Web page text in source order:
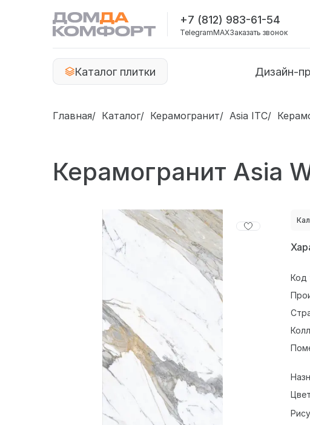
+7 (812) 983-61-54
TelegramMAXЗаказать звонок
Каталог плитки Дизайн-
Главная Каталог Керамогранит Asia ITC
Керамогранит Asia
Код